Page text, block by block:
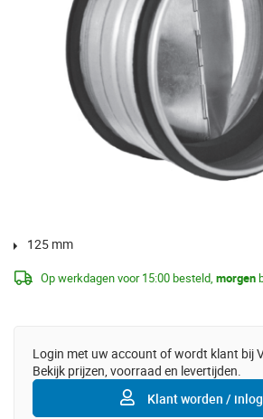
Op werkdagen voor 15:00 besteld, morgen
125 mm
Login met uw account of wordt klant bij
Bekijk prijzen, voorraad en levertijden.
Klant worden /